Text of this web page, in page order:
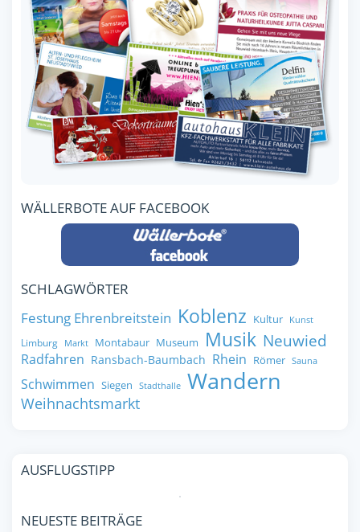
WÄLLERBOTE AUF FACEBOOK
SCHLAGWÖRTER
Festung Ehrenbreitstein Koblenz Kultur Kunst
Limburg Markt Montabaur Museum Musik Neuwied
Radfahren Ransbach-Baumbach Rhein Römer Sauna
Schwimmen Siegen Stadthalle Wandern
Weihnachtsmarkt
AUSFLUGSTIPP
NEUESTE BEITRÄGE